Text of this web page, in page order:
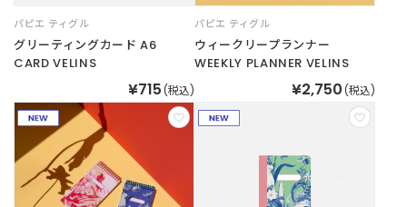
パピエ ティグル
グリーティングカード A6
CARD VELINS
¥715 (税込)
パピエ ティグル
ウィークリープランナー
WEEKLY PLANNER VELINS
¥2,750 (税込)